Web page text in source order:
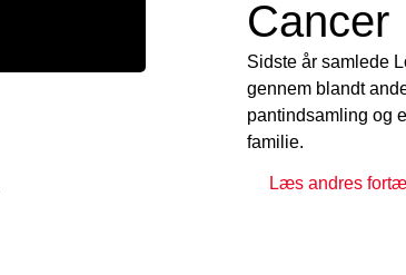
Cancer
Sidste år samlede
gennem blandt
pantindsamling og
familie.
Læs andres